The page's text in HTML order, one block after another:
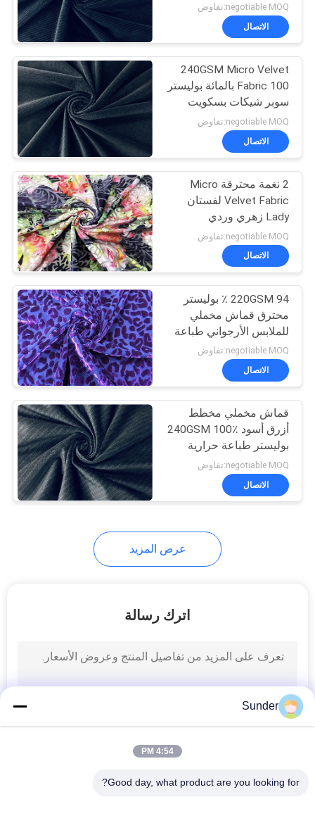
نسيج محبوك نحى
17
قماش القميص
البوليستر
4
نسيج شبكي بوليستر
13
قماش أفخم لعبة
نسيج بطانية ناعمة
10
negotiable MOQ:تفاوض
الاتصال
240GSM Micro Velvet
Fabric 100 بالمائة بوليستر
سوبر شيكات بسكويت
الوفل باللون الأسود
negotiable MOQ:تفاوض
الاتصال
2 نغمة محترقة Micro
Velvet Fabric لفستان
Lady زهري وردي
190GSM 94٪ بوليستر
negotiable MOQ:تفاوض
الاتصال
220GSM 94 ٪ بوليستر
محترق قماش مخملي
للملابس الأرجواني طباعة
ليوبارد
negotiable MOQ:تفاوض
الاتصال
قماش مخملي مخطط
أزرق أسود 240GSM 100٪
بوليستر طباعة حرارية
negotiable MOQ:تفاوض
الاتصال
عرض المزيد
اترك رسالة
Sunder
4:54 PM
Good day, what product are you looking for?